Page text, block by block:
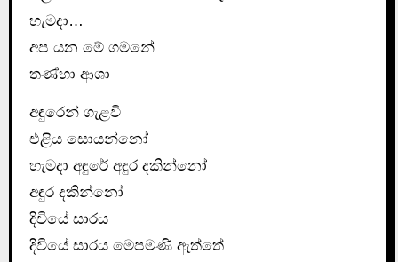
හැමදා…
අප යන මේ ගමනේ
තණ්හා ආශා
අඳුරෙන් ගැළවි
එළිය සොයන්නෝ
හැමදා අඳුරේ අඳුර දකින්නෝ
අඳුර දකින්නෝ
දිවියේ සාරය
දිවියේ සාරය මෙපමණි ඇත්තේ